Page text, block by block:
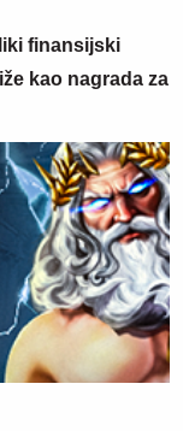
finansijski
kao nagrada za